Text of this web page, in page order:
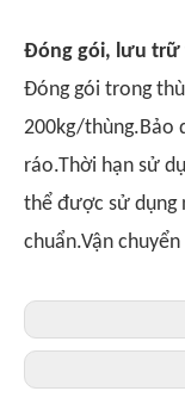
Đóng gói, lưu trữ
Đóng gói trong
200kg/thùng.Bảo
ráo.Thời hạn sử
thể được sử dụng
chuẩn.Vận